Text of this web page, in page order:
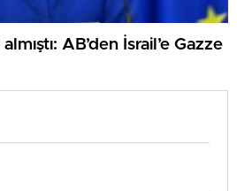
AB’den İsrail’e Gazze